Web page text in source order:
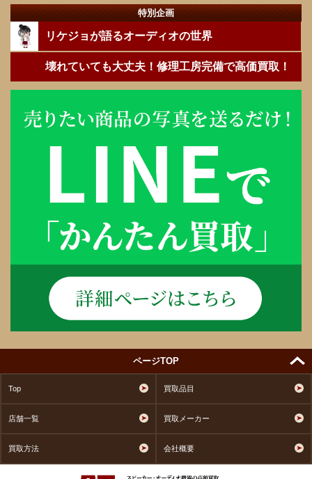
特別企画
リケジョが語るオーディオの世界
壊れていても大丈夫！修理工房完備で高価買取！
ページTOP
Top 買取品目
店舗一覧 買取メーカー
買取方法 会社概要